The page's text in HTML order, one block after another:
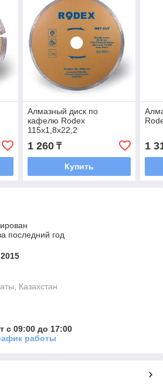
Алмазный диск по
кафелю Rodex
115x1,8x22,2
1 260₸
Купить
1
последний год
Казахстан
с 09:00 до 17:00
работы